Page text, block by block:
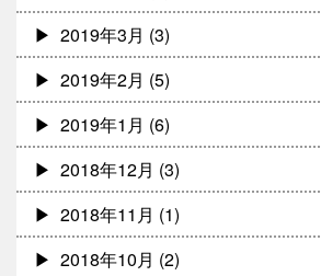
2019年3月 (3)
2019年2月 (5)
2019年1月 (6)
2018年12月 (3)
2018年11月 (1)
2018年10月 (2)